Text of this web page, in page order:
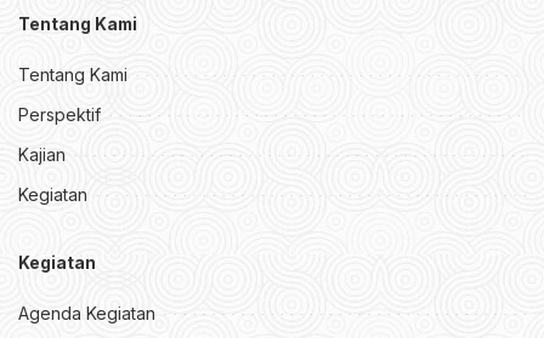
Tentang Kami
Tentang Kami
Perspektif
Kajian
Kegiatan
Kegiatan
Agenda Kegiatan